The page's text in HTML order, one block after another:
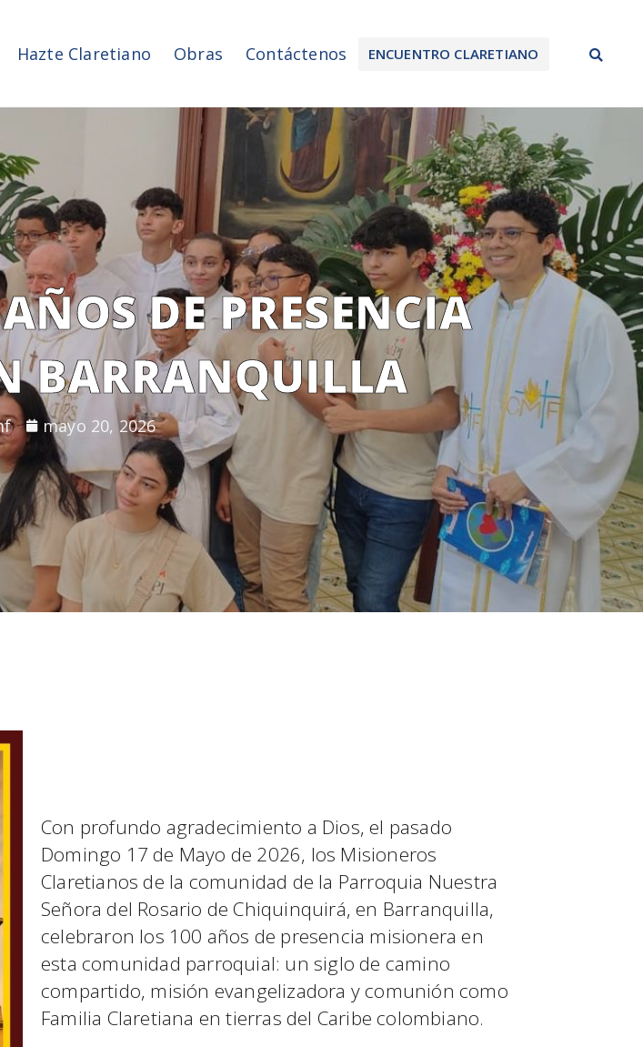
Hazte Claretiano Obras Contáctenos ENCUENTRO CLARETIANO
DE PRESENCIA
BARRANQUILLA
mayo 20, 2026
Con profundo agradecimiento a Dios, el pasado
Domingo 17 de Mayo de 2026, los Misioneros
Claretianos de la comunidad de la Parroquia Nuestra
Señora del Rosario de Chiquinquirá, en Barranquilla,
celebraron los 100 años de presencia misionera en
esta comunidad parroquial: un siglo de camino
compartido, misión evangelizadora y comunión como
Familia Claretiana en tierras del Caribe colombiano.